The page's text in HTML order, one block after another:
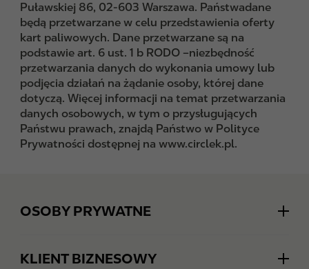
Puławskiej 86, 02-603 Warszawa. Państwadane
będą przetwarzane w celu przedstawienia oferty
kart paliwowych. Dane przetwarzane są na
podstawie art. 6 ust. 1 b RODO –niezbędność
przetwarzania danych do wykonania umowy lub
podjęcia działań na żądanie osoby, której dane
dotyczą. Więcej informacji na temat przetwarzania
danych osobowych, w tym o przysługujących
Państwu prawach, znajdą Państwo w Polityce
Prywatności dostępnej na www.circlek.pl.
OSOBY PRYWATNE
KLIENT BIZNESOWY